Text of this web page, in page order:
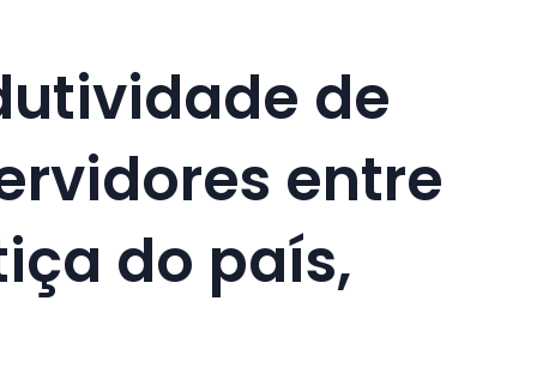
de
entre
do país,